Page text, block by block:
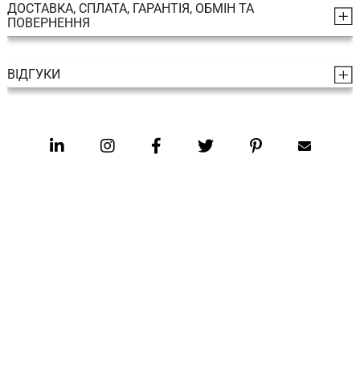
ДОСТАВКА, СПЛАТА, ГАРАНТІЯ, ОБМІН ТА
ПОВЕРНЕННЯ
ВІДГУКИ